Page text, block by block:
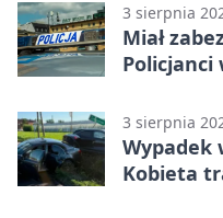
3 sierpnia
Miał
Policjanci
3 sierpnia
Wypadek
Kobieta